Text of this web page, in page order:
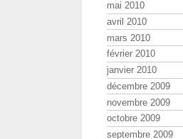
mai 2010
avril 2010
mars 2010
février 2010
janvier 2010
décembre 2009
novembre 2009
octobre 2009
septembre 2009